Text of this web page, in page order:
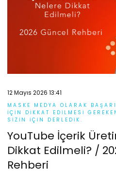
12 Mayıs 2026 13:41
MASKE MEDYA OLARAK
IÇIN DIKKAT EDILMESI
SIZIN IÇIN DERLEDIK.
YouTube İçerik
Dikkat Edilmeli? /
Rehberi